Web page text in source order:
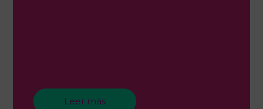
Leer más